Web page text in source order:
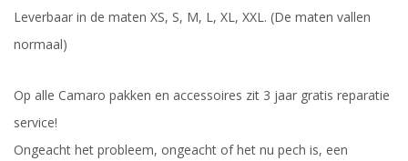
Leverbaar in de maten XS, S, M, L, XL, XXL. (De maten vallen
normaal)
Op alle Camaro pakken en accessoires zit 3 jaar gratis reparatie
service!
Ongeacht het probleem, ongeacht of het nu pech is, een